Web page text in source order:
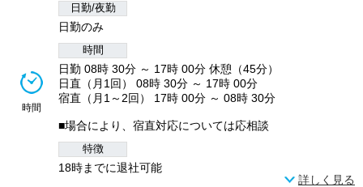
時間
日勤/夜勤
日勤のみ
時間
日勤 08時 30分 ～ 17時 00分 休憩（45分）
日直（月1回） 08時 30分 ～ 17時 00分
宿直（月1～2回） 17時 00分 ～ 08時 30分
■場合により、宿直対応については応相談
特徴
18時までに退社可能
詳しく見る